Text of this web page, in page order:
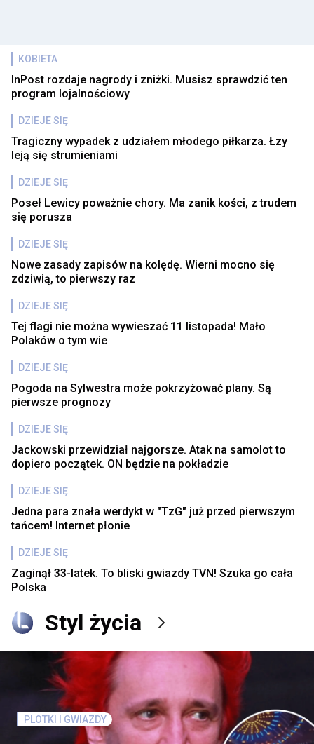
KOBIETA
InPost rozdaje nagrody i zniżki. Musisz sprawdzić ten
program lojalnościowy
DZIEJE SIĘ
Tragiczny wypadek z udziałem młodego piłkarza. Łzy
leją się strumieniami
DZIEJE SIĘ
Poseł Lewicy poważnie chory. Ma zanik kości, z trudem
się porusza
DZIEJE SIĘ
Nowe zasady zapisów na kolędę. Wierni mocno się
zdziwią, to pierwszy raz
DZIEJE SIĘ
Tej flagi nie można wywieszać 11 listopada! Mało
Polaków o tym wie
DZIEJE SIĘ
Pogoda na Sylwestra może pokrzyżować plany. Są
pierwsze prognozy
DZIEJE SIĘ
Jackowski przewidział najgorsze. Atak na samolot to
dopiero początek. ON będzie na pokładzie
DZIEJE SIĘ
Jedna para znała werdykt w "TzG" już przed pierwszym
tańcem! Internet płonie
DZIEJE SIĘ
Zaginął 33-latek. To bliski gwiazdy TVN! Szuka go cała
Polska
Styl życia
PLOTKI I GWIAZDY